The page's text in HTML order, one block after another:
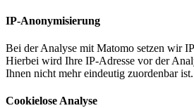
IP-Anonymisierung
Bei der Analyse mit Matomo setzen wir
Hierbei wird Ihre IP-Adresse vor der
Ihnen nicht mehr eindeutig zuordenbar ist.
Cookielose Analyse